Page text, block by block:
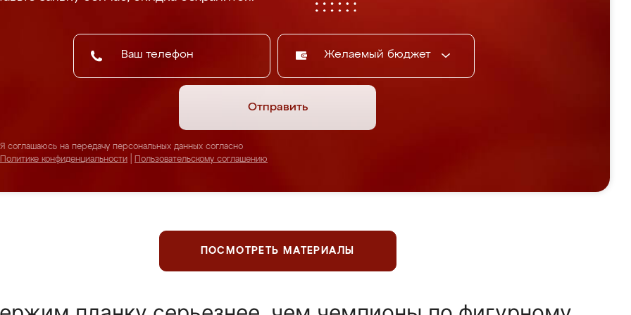
Желаемый бюджет
Отправить
Я соглашаюсь на передачу персональных данных согласно
Политике конфиденциальности
Пользовательскому соглашению
ПОСМОТРЕТЬ МАТЕРИАЛЫ